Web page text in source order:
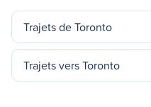
Trajets de Toronto
Trajets vers Toronto